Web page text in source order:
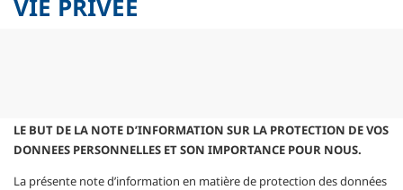
VIE PRIVÉE
LE BUT DE LA NOTE D’INFORMATION SUR LA PROTECTION DE VOS
DONNEES PERSONNELLES ET SON IMPORTANCE POUR NOUS.
La présente note d’information en matière de protection des données